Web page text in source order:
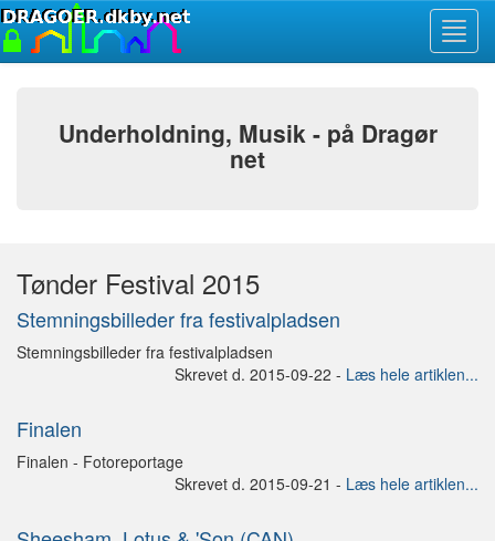
Underholdning, Musik - på Dragør
net
Tønder Festival 2015
Stemningsbilleder fra festivalpladsen
Stemningsbilleder fra festivalpladsen
Skrevet d. 2015-09-22 - Læs hele artiklen...
Finalen
Finalen - Fotoreportage
Skrevet d. 2015-09-21 - Læs hele artiklen...